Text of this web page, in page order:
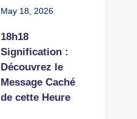
May 18, 2026
18h18
Signification :
Découvrez le
Message Caché
de cette Heure